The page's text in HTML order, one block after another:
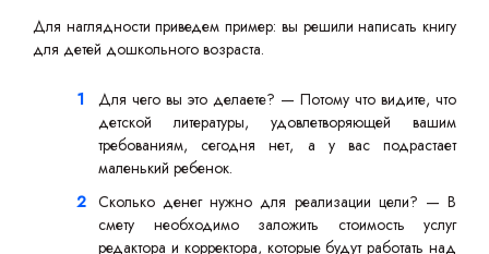
Для наглядности приведем пример: вы решили написать книгу
для детей дошкольного возраста.
Для чего вы это делаете? — Потому что видите, что
детской литературы, удовлетворяющей вашим
требованиям, сегодня нет, а у вас подрастает
маленький ребенок.
Сколько денег нужно для реализации цели? — В
смету необходимо заложить стоимость услуг
редактора и корректора, которые будут работать над